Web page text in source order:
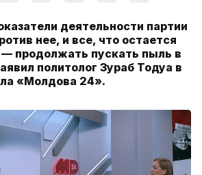
деятельности партии
нее, и все, что остается
— продолжать пускать пыль в
политолог Зураб Тодуа в
«Молдова 24».